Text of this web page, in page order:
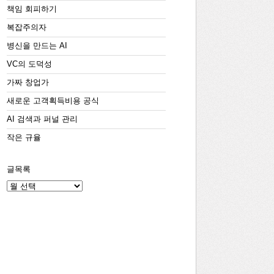
책임 회피하기
복잡주의자
병신을 만드는 AI
VC의 도덕성
가짜 창업가
새로운 고객획득비용 공식
AI 검색과 퍼널 관리
작은 규율
글목록
글